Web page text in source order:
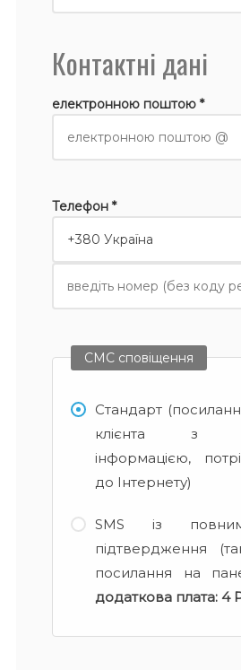
Контактні дані
електронною поштою *
Телефон *
СМС сповіщення
Стандарт
клієнта з
інформацією,
до Інтернету)
SMS із
підтвердження
посилання на
додаткова плата: 4